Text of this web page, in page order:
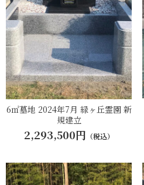
6㎡墓地 2024年7月 緑ヶ丘霊園 新
規建立
2,293,500円 （税込）